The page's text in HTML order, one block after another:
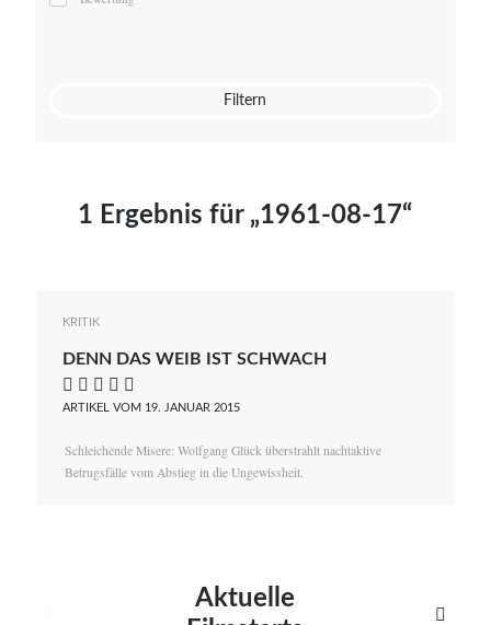
Mato von Vogelstein
Filtern
1 Ergebnis für „1961-08-17“
KRITIK
DENN DAS WEIB IST SCHWACH
    
ARTIKEL VOM 19. JANUAR 2015
Schleichende Misere: Wolfgang Glück überstrahlt nachtaktive
Betrugsfälle vom Abstieg in die Ungewissheit.
Aktuelle
